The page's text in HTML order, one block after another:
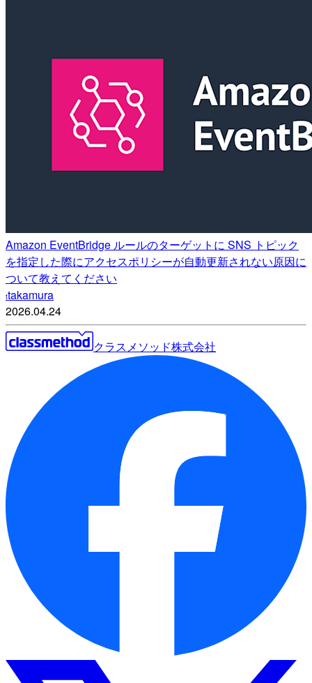
Amazon EventBridge ルールのターゲットに SNS トピック
を指定した際にアクセスポリシーが自動更新されない原因に
ついて教えてください
ttakamura
2026.04.24
クラスメソッド株式会社